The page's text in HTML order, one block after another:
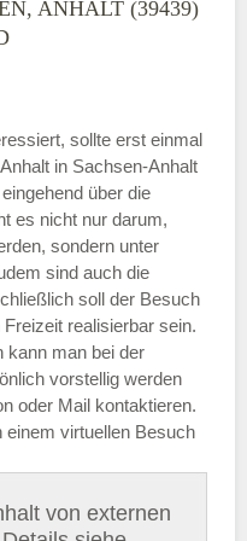
ANHALT (39439)
sollte erst einmal
in Sachsen-Anhalt
über die
es nicht nur darum,
sondern unter
sind auch die
soll der Besuch
realisierbar sein.
kann man bei der
vorstellig werden
oder Mail kontaktieren.
virtuellen Besuch
von externen